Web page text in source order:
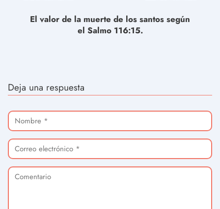
El valor de la muerte de los santos según
el Salmo 116:15.
Deja una respuesta